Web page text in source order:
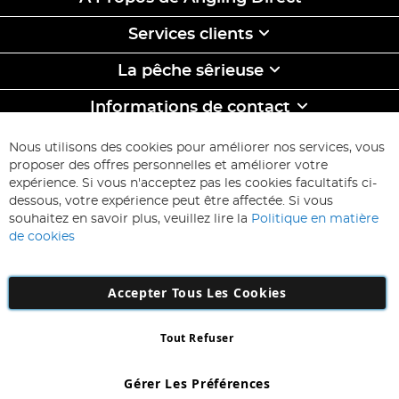
Services clients
La pêche sêrieuse
Informations de contact
ABONNEZ-VOUS & ECONOMISEZ
Inscription
à
d’information
:
Inscription
Number: 863029607
Nous utilisons des cookies pour améliorer nos services, vous
proposer des offres personnelles et améliorer votre
expérience. Si vous n'acceptez pas les cookies facultatifs ci-
dessous, votre expérience peut être affectée. Si vous
souhaitez en savoir plus, veuillez lire la Politique en matière
de cookies
Accepter Tous Les Cookies
Gérer Les Préférences
Tout Refuser